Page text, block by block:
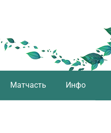
Матчасть Инфо